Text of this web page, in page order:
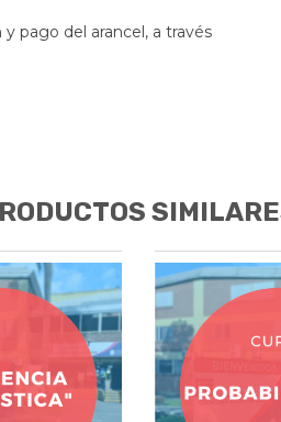
pago del arancel, a través